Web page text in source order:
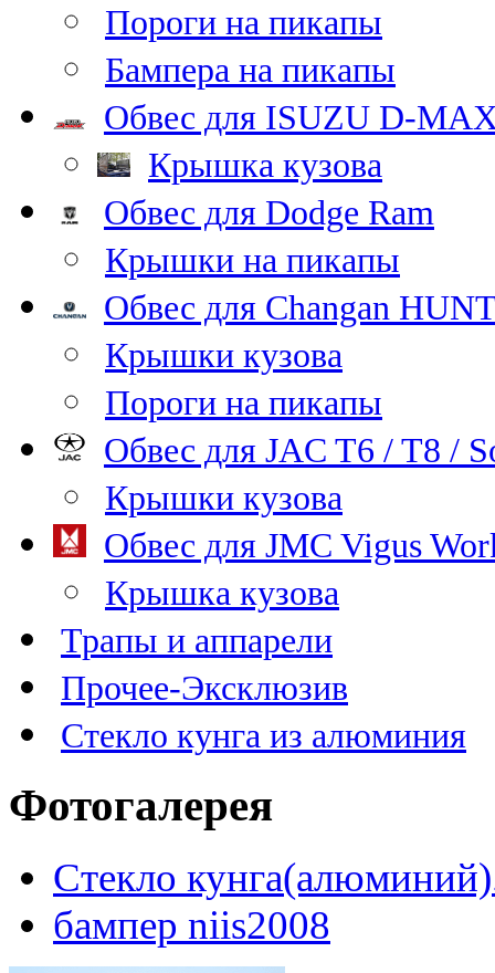
Пороги на пикапы
Бампера на пикапы
Обвес для ISUZU D-
Крышка кузова
Обвес для Dodge Ram
Крышки на пикапы
Обвес для Changan
Крышки кузова
Пороги на пикапы
Обвес для JAC T6 / T8 /
Крышки кузова
Обвес для JMC Vigus
Крышка кузова
Трапы и аппарели
Прочее-Эксклюзив
Стекло кунга из алюминия
Фотогалерея
Стекло
бампер niis2008